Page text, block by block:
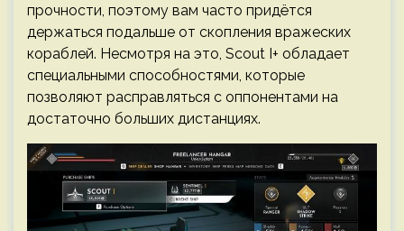
прочности, поэтому вам часто придётся
держаться подальше от скопления вражеских
кораблей. Несмотря на это, Scout I+ обладает
специальными способностями, которые
позволяют расправляться с оппонентами на
достаточно больших дистанциях.